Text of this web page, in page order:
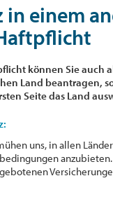
in einem
können Sie auch
Land beantragen,
Seite das Land
uns, in allen